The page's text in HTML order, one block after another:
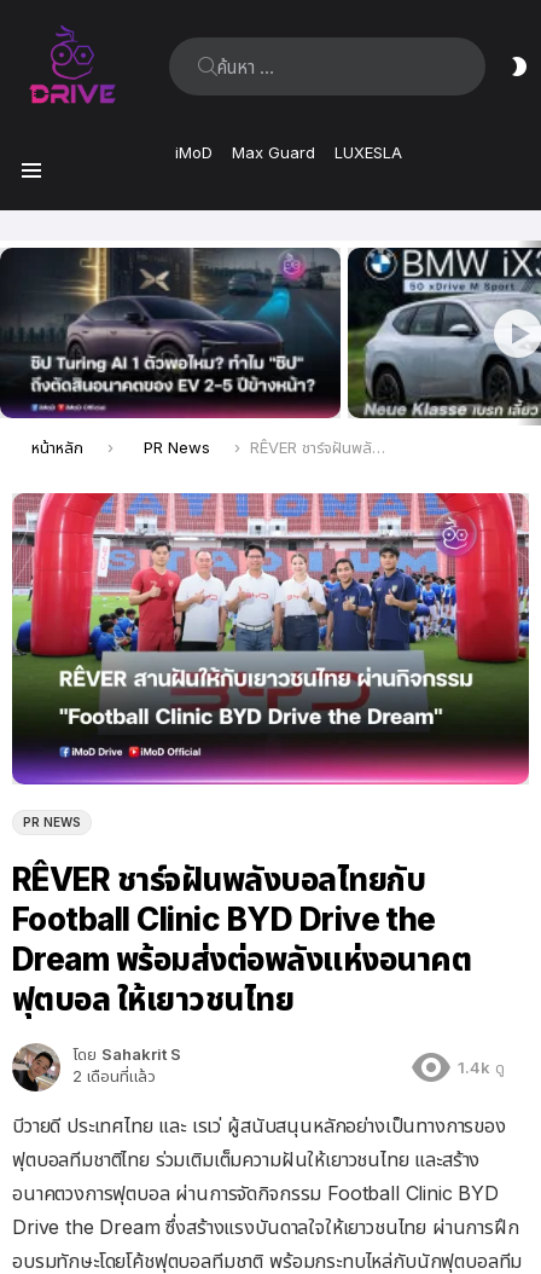
ค้นหา:
iMoD Max Guard LUXESLA
ล่าสุด
คุณอยู่ที่นี่:
หน้าหลัก PR News RÊVER ชาร์จฝันพลังบอลไทยกับ Football Clinic BYD Drive the Dream พร้อมส่งต่อพลังแห่งอนาคตฟุตบอล ให้เยาวชนไทย
PR NEWS
RÊVER ชาร์จฝันพลังบอลไทยกับ
Football Clinic BYD Drive the
Dream พร้อมส่งต่อพลังแห่งอนาคต
ฟุตบอล ให้เยาวชนไทย
โดย Sahakrit S
2 เดือนที่แล้ว
1.4k ดู
บีวายดี ประเทศไทย และ เรเว่ ผู้สนับสนุนหลักอย่างเป็นทางการของ
ฟุตบอลทีมชาติไทย ร่วมเติมเต็มความฝันให้เยาวชนไทย และสร้าง
อนาคตวงการฟุตบอล ผ่านการจัดกิจกรรม Football Clinic BYD
Drive the Dream ซึ่งสร้างแรงบันดาลใจให้เยาวชนไทย ผ่านการฝึก
อบรมทักษะโดยโค้ชฟุตบอลทีมชาติ พร้อมกระทบไหล่กับนักฟุตบอลทีม